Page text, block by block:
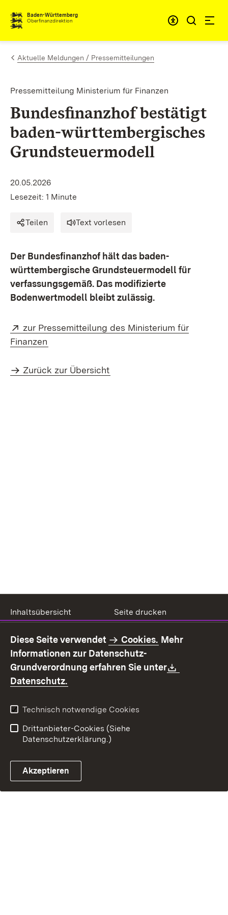
Zum Inhalt springen
Baden-Württemberg
Oberfinanzdirektion
Aktuelle Meldungen / Pressemitteilungen
Pressemitteilung Ministerium für Finanzen
Bundesfinanzhof bestätigt
baden-württembergisches
Grundsteuermodell
20.05.2026
Lesezeit: 1 Minute
Teilen Text vorlesen
Der Bundesfinanzhof hält das baden-
württembergische Grundsteuermodell für
verfassungsgemäß. Das modifizierte
Bodenwertmodell bleibt zulässig.
Extern:
zur Pressemitteilung des Ministerium für
Finanzen
Zurück zur Übersicht
Inhaltsübersicht
Seite drucken
Benutzungshinweise
Erklärung zur
Barrierefreiheit
Kontakt
Fehlerhaften Link melden
Diese Seite verwendet Cookies. Mehr
Informationen zur Datenschutz-
Grundverordnung erfahren Sie unter
Datenschutz.
Technisch notwendige Cookies
Drittanbieter-Cookies (Siehe
Datenschutzerklärung.)
Akzeptieren